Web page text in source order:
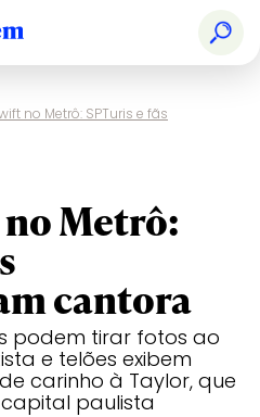
no Metrô: SPTuris e fãs
Metrô:
cantora
podem tirar fotos ao
e telões exibem
carinho à Taylor, que
paulista